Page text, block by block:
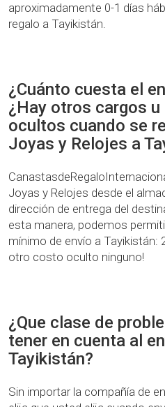
aproximadamente 0-1 días
regalo a Tayikistán.
¿Cuánto cuesta el
¿Hay otros cargos
ocultos cuando se
Joyas y Relojes a
Joyas y Relojes desde el
dirección de entrega del
esta manera, podemos
mínimo de envío a Tayikistán:
otro costo oculto ninguno!
¿Que clase de
tener en cuenta al
Tayikistán?
Sin importar la compañía de